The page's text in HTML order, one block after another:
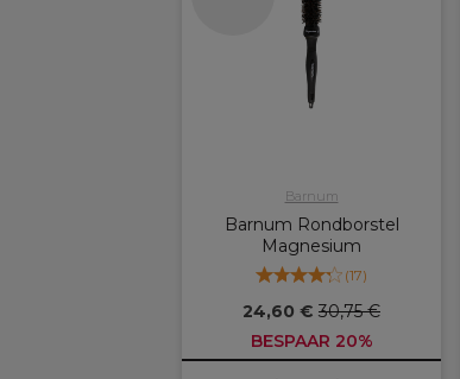
Barnum
Barnum Rondborstel
Magnesium
(17)
24,60 € 30,75 €
BESPAAR 20%